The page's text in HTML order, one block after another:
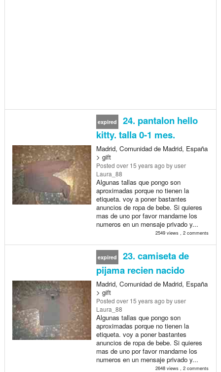
expired
24. pantalon hello
kitty. talla 0-1 mes.
Madrid, Comunidad de Madrid, España
> gift
Posted over 15 years ago by user
Laura_88
Algunas tallas que pongo son
aproximadas porque no tienen la
etiqueta. voy a poner bastantes
anuncios de ropa de bebe. Si quieres
mas de uno por favor mandame los
numeros en un mensaje privado y...
2549 views , 2 comments
expired
23. camiseta de
pijama recien nacido
Madrid, Comunidad de Madrid, España
> gift
Posted over 15 years ago by user
Laura_88
Algunas tallas que pongo son
aproximadas porque no tienen la
etiqueta. voy a poner bastantes
anuncios de ropa de bebe. Si quieres
mas de uno por favor mandame los
numeros en un mensaje privado y...
2648 views , 2 comments